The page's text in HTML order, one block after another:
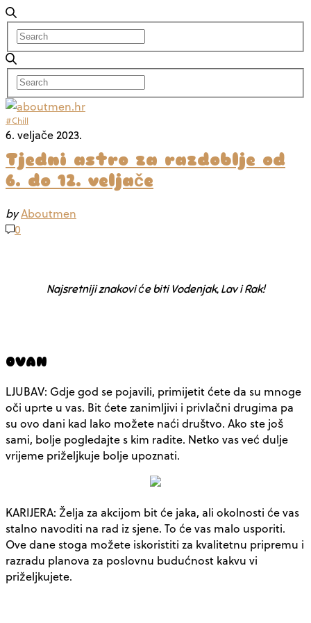
#Chill
6. veljače 2023.
Tjedni astro za razdoblje od
6. do 12. veljače
byAboutmen
0
Najsretniji znakovi će biti Vodenjak, Lav i Rak!
OVAN
LJUBAV: Gdje god se pojavili, primijetit ćete da su mnoge
oči uprte u vas. Bit ćete zanimljivi i privlačni drugima pa
su ovo dani kad lako možete naći društvo. Ako ste još
sami, bolje pogledajte s kim radite. Netko vas već dulje
vrijeme priželjkuje bolje upoznati.
KARIJERA: Želja za akcijom bit će jaka, ali okolnosti će vas
stalno navoditi na rad iz sjene. To će vas malo usporiti.
Ove dane stoga možete iskoristiti za kvalitetnu pripremu i
razradu planova za poslovnu budućnost kakvu vi
priželjkujete.